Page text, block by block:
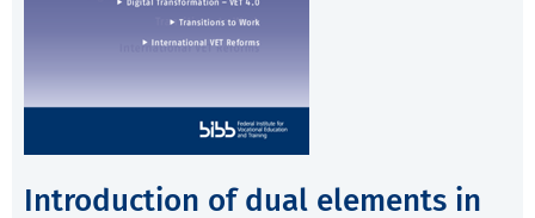
Introduction of dual elements in